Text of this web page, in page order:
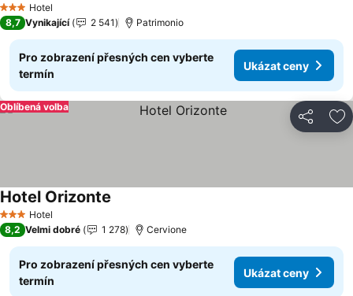
3 Počet hvězdiček
Hotel
8,7 Vynikající 2 541 Patrimonio
Pro zobrazení přesných cen vyberte
termín
Ukázat ceny
Sdílet
Oblíbená volba
3 Počet hvězdiček
Hotel
Hotel Orizonte
8,2 Velmi dobré 1 278 Cervione
Pro zobrazení přesných cen vyberte
termín
Ukázat ceny